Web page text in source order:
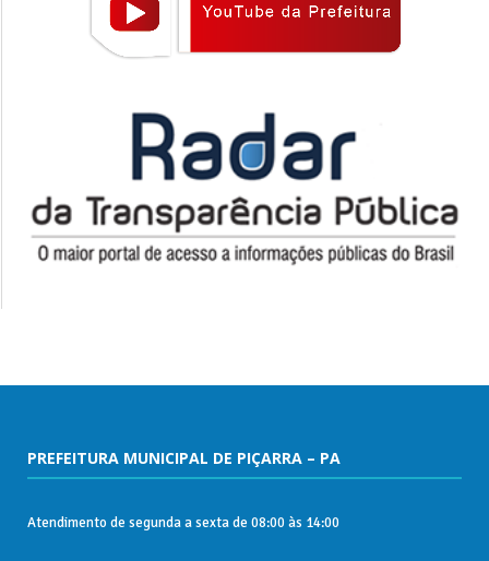
PREFEITURA MUNICIPAL DE PIÇARRA – PA
Atendimento de segunda a sexta de 08:00 às 14:00